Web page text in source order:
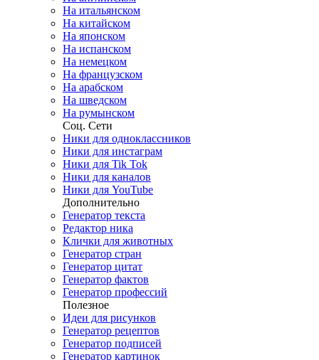
На итальянском
На китайском
На японском
На испанском
На немецком
На французском
На арабском
На шведском
На румынском
Соц. Сети
Ники для одноклассников
Ники для инстаграм
Ники для Tik Tok
Ники для каналов
Ники для YouTube
Дополнительно
Генератор текста
Редактор ника
Клички для животных
Генератор стран
Генератор цитат
Генератор фактов
Генератор профессий
Полезное
Идеи для рисунков
Генератор рецептов
Генератор подписей
Генератор картинок